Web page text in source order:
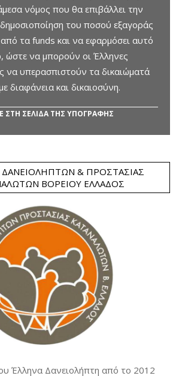
νόμος που θα επιβάλλει την
του ποσού εξαγοράς
τα funds και να εφαρμόσει αυτό
ώστε να μπορούν οι Έλληνες
να υπερασπιστούν τα δικαιώματά
διαφάνεια και δικαιοσύνη.
ΣΤΗ ΣΕΛΙΔΑ ΤΗΣ ΥΠΟΓΡΑΦΗΣ
& ΠΡΟΣΤΑΣΊΑΣ
ΒΟΡΕΊΟΥ ΕΛΛΆΔΟΣ
Έλληνα Δανειολήπτη από το 2012